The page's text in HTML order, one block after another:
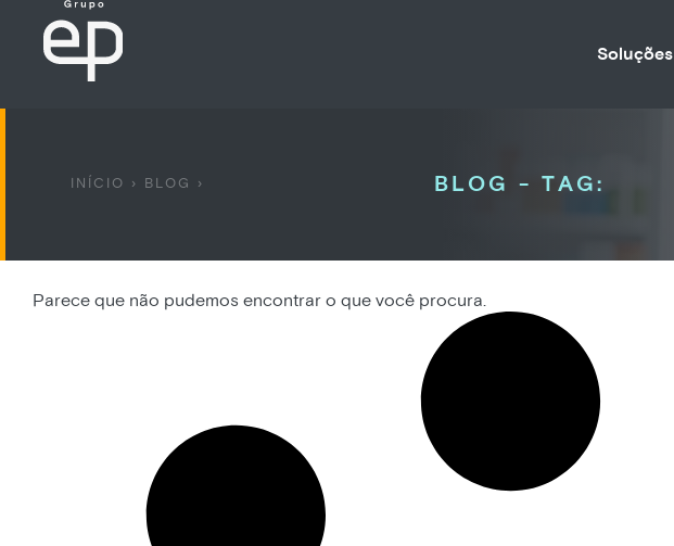
Soluções
INÍCIO › BLOG › BLOG - TAG:
Parece que não pudemos encontrar o que você procura.